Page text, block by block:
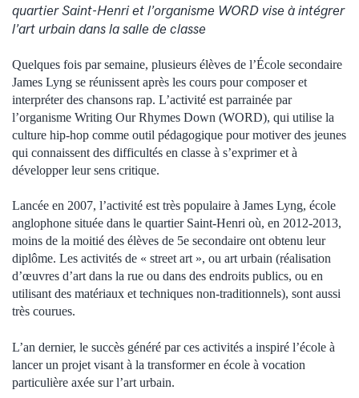
quartier Saint-Henri et l’organisme WORD vise à intégrer
l’art urbain dans la salle de classe
Quelques fois par semaine, plusieurs élèves de l’École secondaire
James Lyng se réunissent après les cours pour composer et
interpréter des chansons rap. L’activité est parrainée par
l’organisme Writing Our Rhymes Down (WORD), qui utilise la
culture hip-hop comme outil pédagogique pour motiver des jeunes
qui connaissent des difficultés en classe à s’exprimer et à
développer leur sens critique.
Lancée en 2007, l’activité est très populaire à James Lyng, école
anglophone située dans le quartier Saint-Henri où, en 2012-2013,
moins de la moitié des élèves de 5e secondaire ont obtenu leur
diplôme. Les activités de « street art », ou art urbain (réalisation
d’œuvres d’art dans la rue ou dans des endroits publics, ou en
utilisant des matériaux et techniques non-traditionnels), sont aussi
très courues.
L’an dernier, le succès généré par ces activités a inspiré l’école à
lancer un projet visant à la transformer en école à vocation
particulière axée sur l’art urbain.